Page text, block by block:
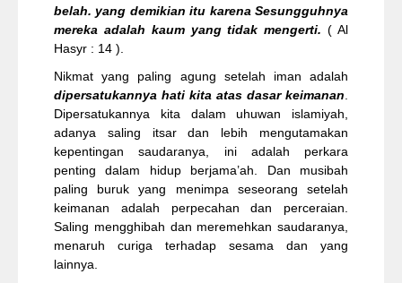
belah. yang demikian itu karena Sesungguhnya
mereka adalah kaum yang tidak mengerti. ( Al
Hasyr : 14 ).
Nikmat yang paling agung setelah iman adalah
dipersatukannya hati kita atas dasar keimanan
Dipersatukannya kita dalam uhuwan islamiyah,
adanya saling itsar dan lebih mengutamakan
kepentingan saudaranya, ini adalah perkara
penting dalam hidup berjama’ah. Dan musibah
paling buruk yang menimpa seseorang setelah
keimanan adalah perpecahan dan perceraian.
Saling mengghibah dan meremehkan saudaranya,
menaruh curiga terhadap sesama dan yang
lainnya.